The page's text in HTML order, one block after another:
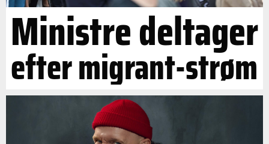
Ministre deltager
efter migrant-strøm